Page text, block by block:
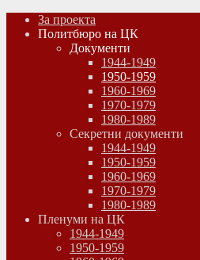
За проекта
Политбюро на ЦК
Документи
1944-1949
1950-1959
1960-1969
1970-1979
1980-1989
Секретни документи
1944-1949
1950-1959
1960-1969
1970-1979
1980-1989
Пленуми на ЦК
1944-1949
1950-1959